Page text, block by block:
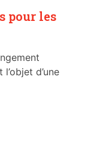
pour les
d’une